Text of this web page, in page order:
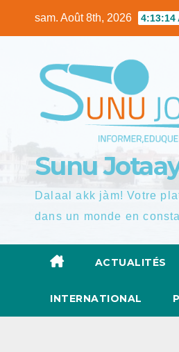
sam. Août 8th, 2026 4:13:15
Sunu
Dalaal akk jàm! Votre
dans un monde en
ACTUALITÉS
INTERNATIONAL